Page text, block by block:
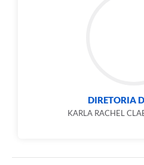
DIRETORIA
KARLA RACHEL